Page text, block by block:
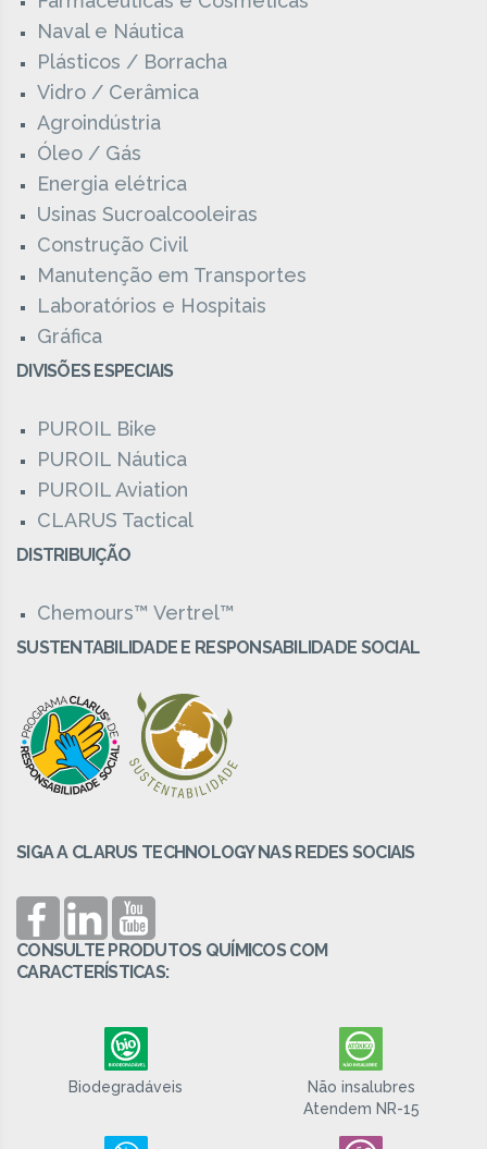
Naval e Náutica
Plásticos / Borracha
Vidro / Cerâmica
Agroindústria
Óleo / Gás
Energia elétrica
Usinas Sucroalcooleiras
Construção Civil
Manutenção em Transportes
Laboratórios e Hospitais
Gráfica
DIVISÕES ESPECIAIS
PUROIL Bike
PUROIL Náutica
PUROIL Aviation
CLARUS Tactical
DISTRIBUIÇÃO
Chemours™ Vertrel™
SUSTENTABILIDADE E RESPONSABILIDADE SOCIAL
SIGA A CLARUS TECHNOLOGY NAS REDES SOCIAIS
CONSULTE PRODUTOS QUÍMICOS COM
CARACTERÍSTICAS:
Biodegradáveis
Não insalubres
Atendem NR-15